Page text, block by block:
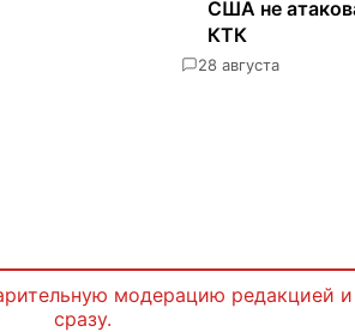
2
США не
КТК
8 августа
модерацию редакцией
сразу.